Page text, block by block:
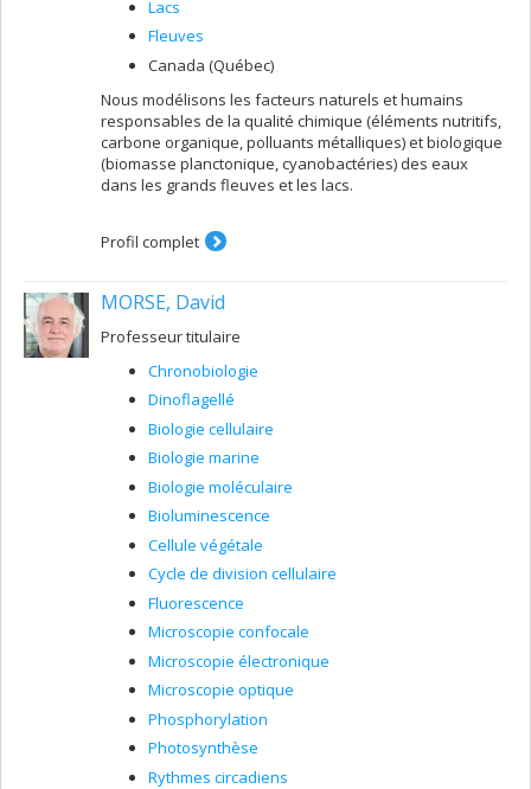
Lacs
Fleuves
Canada (Québec)
Nous modélisons les facteurs naturels et humains
responsables de la qualité chimique (éléments nutritifs,
carbone organique, polluants métalliques) et biologique
(biomasse planctonique, cyanobactéries) des eaux
dans les grands fleuves et les lacs.
Profil complet
MORSE, David
Professeur titulaire
Chronobiologie
Dinoflagellé
Biologie cellulaire
Biologie marine
Biologie moléculaire
Bioluminescence
Cellule végétale
Cycle de division cellulaire
Fluorescence
Microscopie confocale
Microscopie électronique
Microscopie optique
Phosphorylation
Photosynthèse
Rythmes circadiens